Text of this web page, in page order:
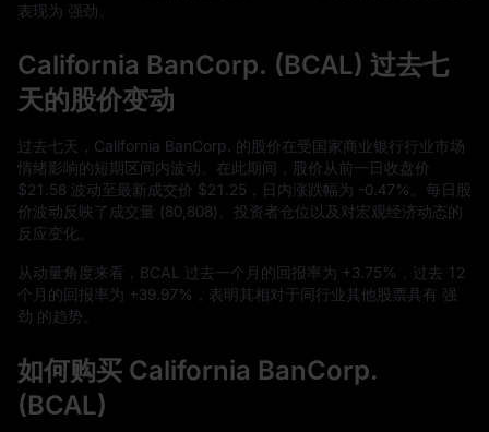
表现为 强劲。
California BanCorp. (BCAL) 过去七
天的股价变动
过去七天，California BanCorp. 的股价在受国家商业银行行业市场
情绪影响的短期区间内波动。在此期间，股价从前一日收盘价
$21.58 波动至最新成交价 $21.25 ，日内涨跌幅为 -0.47%
。每日股
价波动反映了成交量 (80,808)、投资者仓位以及对宏观经济动态的
反应变化。
从动量角度来看，BCAL 过去一个月的回报率为 +3.75% ，过去 12
个月的回报率为 +39.97%
，表明其相对于同行业其他股票具有 强
劲 的趋势。
如何购买 California BanCorp.
(BCAL)